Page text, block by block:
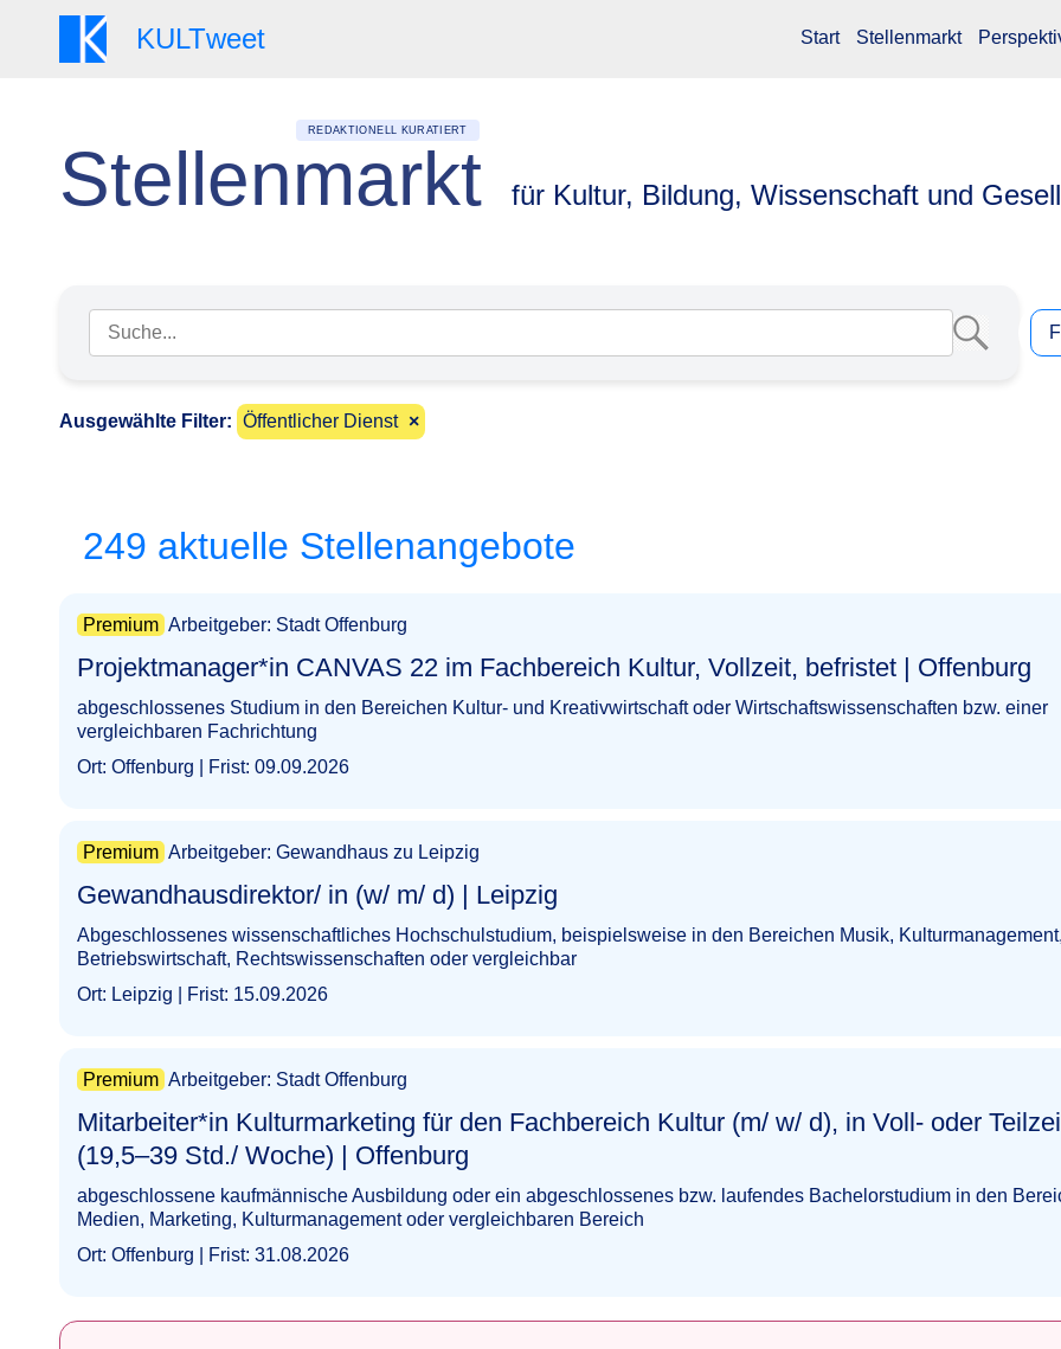
KULTweet Start Stellenmarkt
REDAKTIONELL KURATIERT
Stellenmarkt für Kultur, Bildung, Wissenschaft und
Suchbegriff eingeben
Ausgewählte Filter: Öffentlicher Dienst ×
249 aktuelle Stellenangebote
Premium Arbeitgeber: Stadt Offenburg
Projektmanager*in CANVAS 22 im Fachbereich Kultur, Vollzeit, befristet | Offenburg​‌‌‌‌​‌​‌‌​‌​​​‌​​​
abgeschlossenes Studium in den Bereichen Kultur- und Kreativwirtschaft oder Wirtschaftswissenschaften bzw. einer
vergleichbaren Fachrichtung
Ort: Offenburg | Frist: 09.09.2026
Premium Arbeitgeber: Gewandhaus zu Leipzig
Gewandhausdirektor/ in (w/ m/ d) | Leipzig​‌‌‌‌​‌​‌‌​​​‌‌​‌​​
Abgeschlossenes wissenschaftliches Hochschulstudium, beispielsweise in den Bereichen Musik,
Betriebswirtschaft, Rechtswissenschaften oder vergleichbar
Ort: Leipzig | Frist: 15.09.2026
Premium Arbeitgeber: Stadt Offenburg
Mitarbeiter*in Kulturmarketing für den Fachbereich Kultur (m/ w/ d), in Voll- oder
(19,5–39 Std./ Woche) | Offenburg​‌‌‌‌​‌​​​‌‌‌‌​​‌‌‌
abgeschlossene kaufmännische Ausbildung oder ein abgeschlossenes bzw. laufendes Bachelorstudium in den
Medien, Marketing, Kulturmanagement oder vergleichbaren Bereich
Ort: Offenburg | Frist: 31.08.2026